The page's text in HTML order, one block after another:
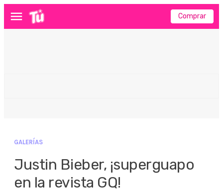
Menú Comprar
GALERÍAS
Justin Bieber, ¡superguapo
en la revista GQ!